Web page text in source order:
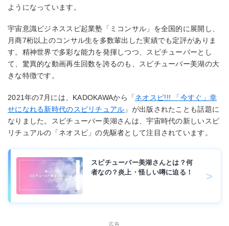
ようになっています。
宇宙意識ビジネススピ起業塾「ミコンサル」を全国的に展開し、
月商7桁以上のコンサル生を多数輩出した実績でも定評がありま
す。精神世界で多彩な能力を発揮しつつ、スピチューバーとし
て、驚異的な動画再生回数を誇るのも、スピチューバー美湖の大
きな特徴です。
2021年の7月には、KADOKAWAから「ネオスピ!!! 「今すぐ」幸
せになれる新時代のスピリチュアル 」が出版されたことも話題に
なりました。スピチューバー美湖さんは、宇宙時代の新しいスピ
リチュアルの「ネオスピ」の先駆者として注目されています。
スピチューバー美湖さんとは？何
者なの？炎上・怪しい噂に迫る！
広告